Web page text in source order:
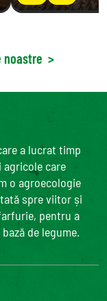
noastre >
a lucrat timp
agricole care
o agroecologie
spre viitor și
pentru a
de legume.